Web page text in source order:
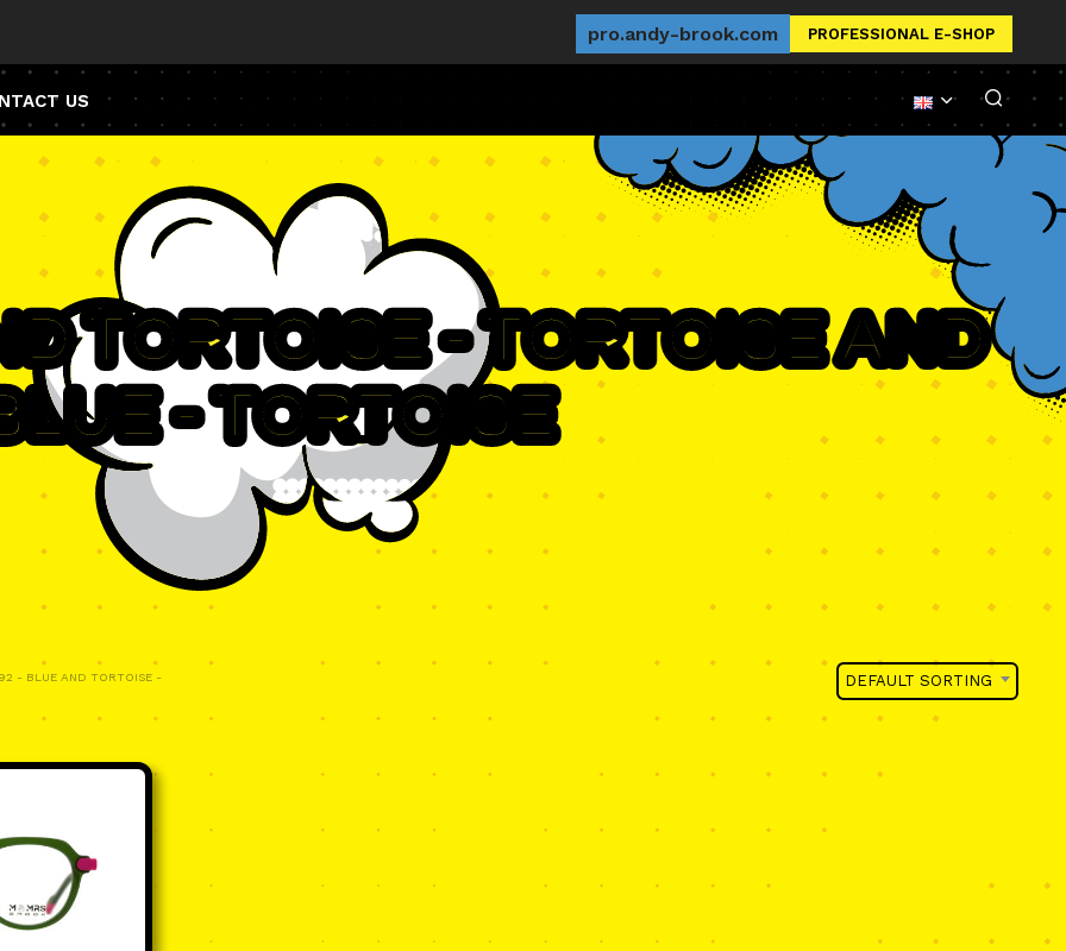
pro.andy-brook.com PROFESSIONAL E-SHOP
US
Tortoise - Tortoise and
- Tortoise
- BLUE AND TORTOISE - DEFAULT SORTING